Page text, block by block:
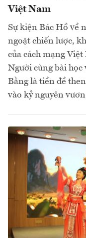
Việt Nam
Sự kiện Bác Hồ về
ngoặt chiến lược,
của cách mạng
Người cùng bài học
Bằng là tiền đề
vào kỷ nguyên